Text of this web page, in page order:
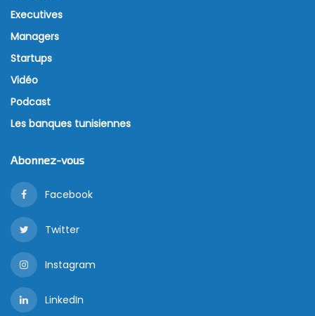
Executives
Managers
Startups
Vidéo
Podcast
Les banques tunisiennes
Abonnez-vous
Facebook
Twitter
Instagram
LinkedIn